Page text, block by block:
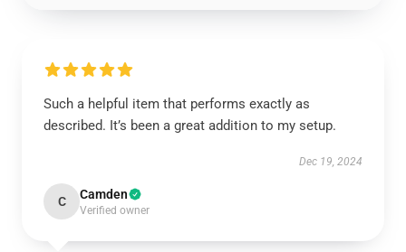
Such a helpful item that performs exactly as
described. It’s been a great addition to my setup.
Dec 19, 2024
C Camden
Verified owner